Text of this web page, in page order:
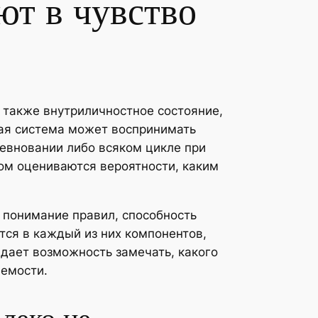
в чувство
внутриличностное состояние,
система может воспринимать
либо всяком цикле при
оцениваются вероятности, каким
правил, способность
в каждый из них компонентов,
возможность замечать, какого